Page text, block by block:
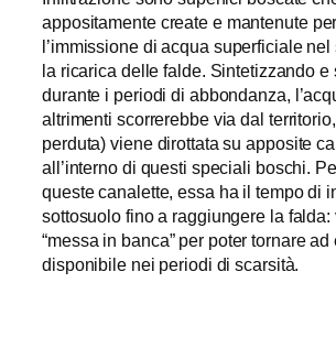
appositamente create e mantenute
l’immissione di acqua superficiale
la ricarica delle falde. Sintetizzando e
durante i periodi di abbondanza,
altrimenti scorrerebbe via dal
perduta) viene dirottata su apposite
all’interno di questi speciali boschi.
queste canalette, essa ha il tempo di
sottosuolo fino a raggiungere la
“messa in banca” per poter tornare ad
disponibile nei periodi di scarsità.